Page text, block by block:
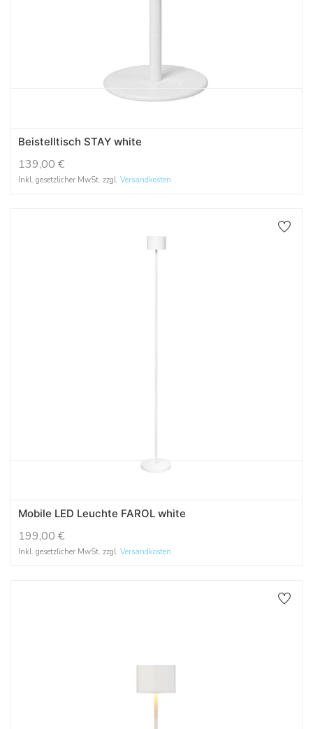
Beistelltisch STAY white
139,00 €
Inkl. gesetzlicher MwSt. zzgl. Versandkosten
Mobile LED Leuchte FAROL white
199,00 €
Inkl. gesetzlicher MwSt. zzgl. Versandkosten